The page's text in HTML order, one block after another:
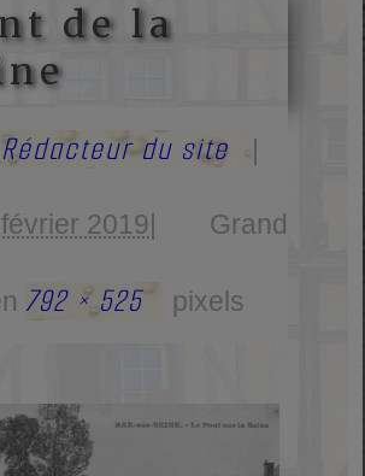
de la
du site
2019 Grand
792 × 525 pixels